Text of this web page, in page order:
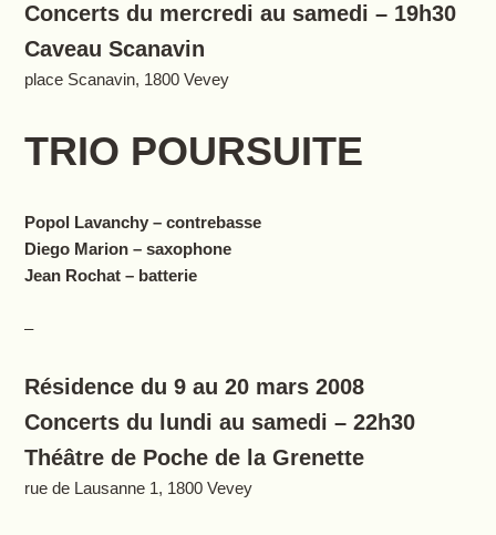
Concerts du mercredi au samedi – 19h30
Caveau Scanavin
place Scanavin, 1800 Vevey
TRIO POURSUITE
Popol Lavanchy – contrebasse
Diego Marion – saxophone
Jean Rochat – batterie
–
Résidence du 9 au 20 mars 2008
Concerts du lundi au samedi – 22h30
Théâtre de Poche de la Grenette
rue de Lausanne 1, 1800 Vevey